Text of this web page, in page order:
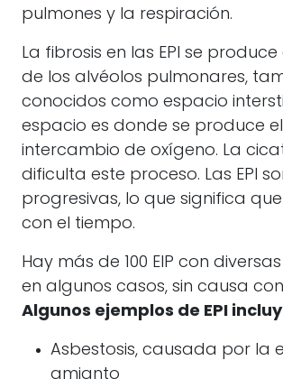
pulmones y la respiración.
La fibrosis en las EPI se
de los alvéolos pulmonares,
conocidos como espacio
espacio es donde se produce el
intercambio de oxígeno. La
dificulta este proceso. Las EPI
progresivas, lo que significa
con el tiempo.
Hay más de 100 EIP con
en algunos casos, sin causa
Algunos ejemplos de EPI
Asbestosis, causada por la
amianto